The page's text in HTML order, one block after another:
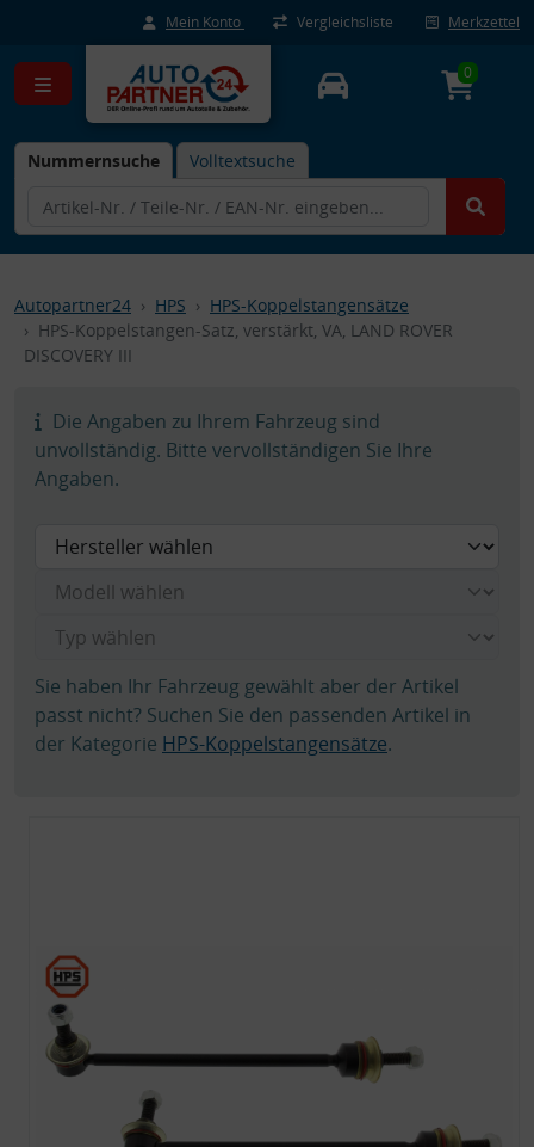
Mein Konto Vergleichsliste Merkzettel
Nummernsuche Volltextsuche
0
Autopartner24 HPS
HPS-Koppelstangensätze
HPS-Koppelstangen-Satz, verstärkt, VA, LAND ROVER
DISCOVERY III
Die Angaben zu Ihrem Fahrzeug sind
unvollständig. Bitte vervollständigen Sie Ihre
Angaben.
Sie haben Ihr Fahrzeug gewählt aber der Artikel
passt nicht? Suchen Sie den passenden Artikel in
der Kategorie HPS-Koppelstangensätze.